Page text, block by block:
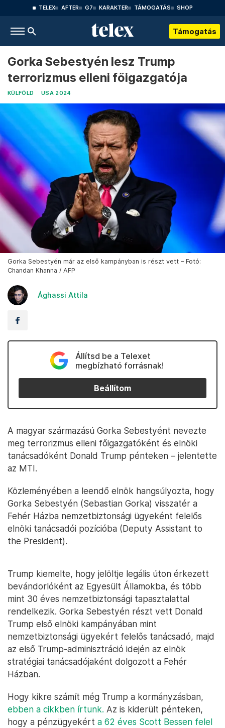
TELEX AFTER G7 KARAKTER TÁMOGATÁS SHOP
Támogatás
Gorka Sebestyén lesz Trump
terrorizmus elleni főigazgatója
KÜLFÖLD USA 2024
Gorka Sebestyén már az első kampányban is részt vett – Fotó:
Chandan Khanna / AFP
Ághassi Attila
Állítsd be a Telexet
megbízható forrásnak!
Beállítom
A magyar származású Gorka Sebestyént nevezte
meg terrorizmus elleni főigazgatóként és elnöki
tanácsadóként Donald Trump pénteken – jelentette
az MTI.
Közleményében a leendő elnök hangsúlyozta, hogy
Gorka Sebestyén (Sebastian Gorka) visszatér a
Fehér Házba nemzetbiztonsági ügyeként felelős
elnöki tanácsadói pozícióba (Deputy Assistant to
the President).
Trump kiemelte, hogy jelöltje legális úton érkezett
bevándorlóként az Egyesült Államokba, és több
mint 30 éves nemzetbiztonsági tapasztalattal
rendelkezik. Gorka Sebestyén részt vett Donald
Trump első elnöki kampányában mint
nemzetbiztonsági ügyekért felelős tanácsadó, majd
az első Trump-adminisztráció idején az elnök
stratégiai tanácsadójaként dolgozott a Fehér
Házban.
Hogy kikre számít még Trump a kormányzásban,
ebben a cikkben írtunk. Az is kiderült pénteken,
hogy a pénzügyekért a 62 éves Scott Bessen felel